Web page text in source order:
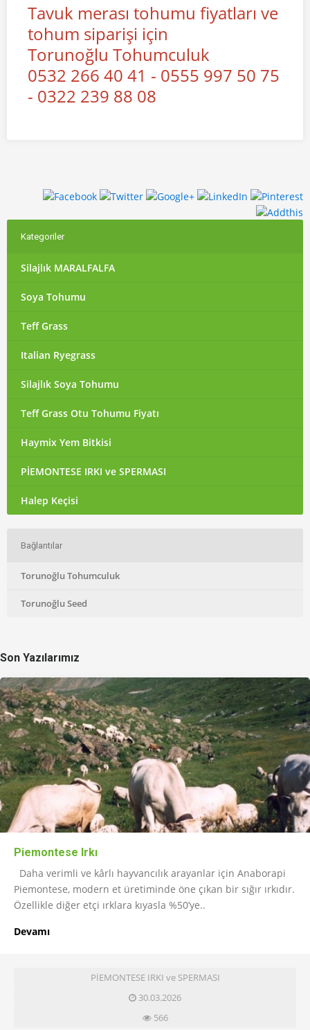
Tavuk merası tohumu fiyatları ve
tohum siparişi için
Torunoğlu Tohumculuk
0532 266 40 41 - 0555 997 50 75
- 0322 239 88 08
Kategoriler
Silajlık MARALFALFA
Soya Tohumu
Teff Grass
Italian Ryegrass
Silajlık Soya Tohumu
Teff Grass Otu Tohumu Fiyatı
Haymix Yem Bitkisi
PİEMONTESE IRKI ve SPERMASI
Halep Keçisi
Bağlantılar
Torunoğlu Tohumculuk
Torunoğlu Seed
Son Yazılarımız
Piemontese Irkı
Daha verimli ve kârlı hayvancılık arayanlar için Anaborapi
Piemontese, modern et üretiminde öne çıkan bir sığır ırkıdır.
Özellikle diğer etçi ırklara kıyasla %50’ye..
Devamı
PİEMONTESE IRKI ve SPERMASI
30.03.2026
566